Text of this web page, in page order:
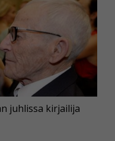
juhlissa kirjailija